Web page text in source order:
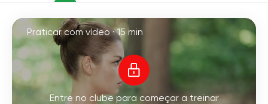
Praticar com vídeo ·15 min
Entre no clube para começar a treinar